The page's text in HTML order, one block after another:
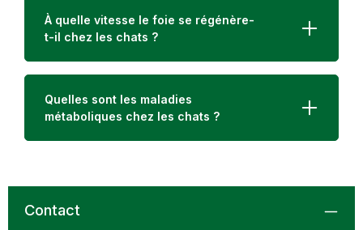
À quelle vitesse le foie se régénère-
t-il chez les chats ?
Quelles sont les maladies
métaboliques chez les chats ?
Contact